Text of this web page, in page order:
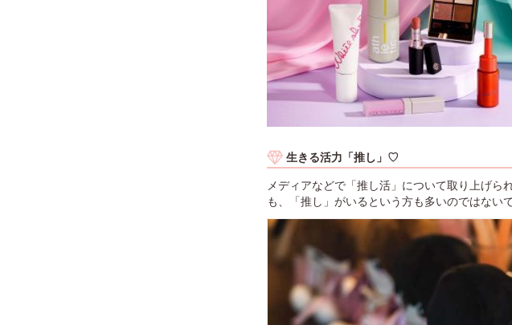
生きる活力「推し」♡
メディアなどで「推し活」について取り上げら
も、「推し」がいるという方も多いのではない